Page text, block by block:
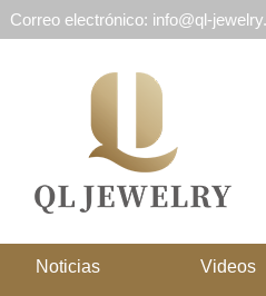
Correo electrónico: info@ql-
Noticias Videos